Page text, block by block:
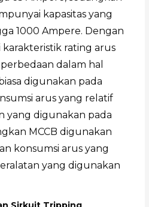
kapasitas yang
1000 Ampere. Dengan
karakteristik rating arus
dalam hal
digunakan pada
arus yang relatif
yang digunakan pada
MCCB digunakan
konsumsi arus yang
yang digunakan